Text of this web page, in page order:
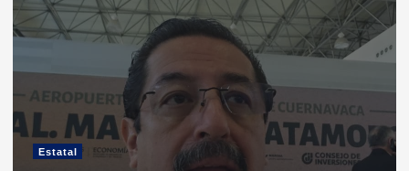
Estatal